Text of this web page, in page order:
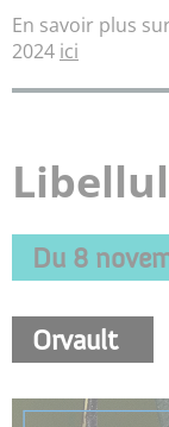
En savoir plus
2024 ici
Du 8
Orvault